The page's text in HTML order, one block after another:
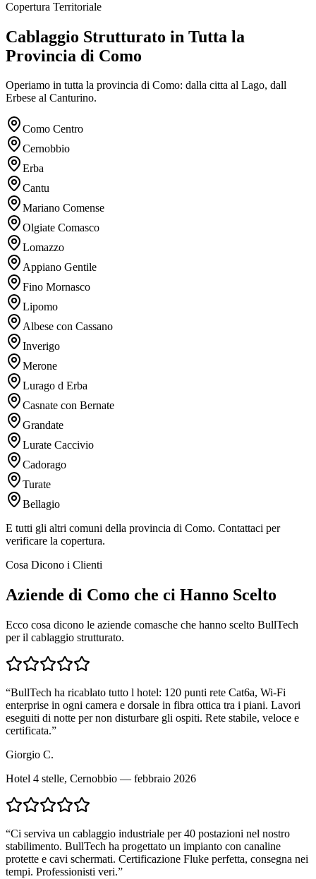
Copertura Territoriale
Cablaggio Strutturato in Tutta la
Provincia di Como
Operiamo in tutta la provincia di Como: dalla citta al Lago, dall
Erbese al Canturino.
Como Centro
Cernobbio
Erba
Cantu
Mariano Comense
Olgiate Comasco
Lomazzo
Appiano Gentile
Fino Mornasco
Lipomo
Albese con Cassano
Inverigo
Merone
Lurago d Erba
Casnate con Bernate
Grandate
Lurate Caccivio
Cadorago
Turate
Bellagio
E tutti gli altri comuni della provincia di Como. Contattaci per
verificare la copertura.
Cosa Dicono i Clienti
Aziende di Como che ci Hanno Scelto
Ecco cosa dicono le aziende comasche che hanno scelto BullTech
per il cablaggio strutturato.
“BullTech ha ricablato tutto l hotel: 120 punti rete Cat6a, Wi-Fi
enterprise in ogni camera e dorsale in fibra ottica tra i piani. Lavori
eseguiti di notte per non disturbare gli ospiti. Rete stabile, veloce e
certificata.”
Giorgio C.
Hotel 4 stelle, Cernobbio — febbraio 2026
“Ci serviva un cablaggio industriale per 40 postazioni nel nostro
stabilimento. BullTech ha progettato un impianto con canaline
protette e cavi schermati. Certificazione Fluke perfetta, consegna nei
tempi. Professionisti veri.”